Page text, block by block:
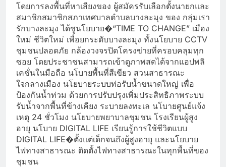
โดยการลงพื้นที่หาเสียงของ ผู้สมัครรับเลือกตั้งนายกและ
สมาชิกสมาชิกสภาเทศบาลตำบลบางละมุง ของ กลุ่มเรา
รักบางละมุง ได้ชูนโยบาย�“TIME TO CHANGE” เมือง
ใหม่ ชีวิตใหม่ เพื่อยกระดับบางละมุง ทั้งนโยบาย CCTV
ชุมชนปลอดภัย กล้องวงจรปิดโครงข่ายที่ครอบคลุมทุก
ซอย โดยประชาชนสามารถเข้าดูภาพสดได้จากแอปพลิ
เคชั่นในมือถือ นโบายพื้นที่สีเขียว สวนสาธารณะ
ใจกลางเมือง นโยบายระบบท่อรับน้ำขนาดใหญ่ เพื่อ
ป้องกันน้ำท่วม ด้วยการปรับปรุงเพิ่มประสิทธิภาพระบบ
รับน้ำจากพื้นที่ข้างเคียง ระบายลงทะเล นโบายศูนย์แจ้ง
เหตุ 24 ชั่วโมง นโยบายพยาบาลชุมชน โรงเรียนผู้สูง
อายุ นโบาย DIGITAL LIFE เรียนรู้การใช้ชีวิตแบบ
DIGITAL LIFE�ตั้งแต่เด็กจนถึงผู้สูงอายุ และนโยบาย
ไฟทางสาธารณะ ติดตั้งไฟทางสาธารณะในทุกพื้นที่ของ
ชุมชน